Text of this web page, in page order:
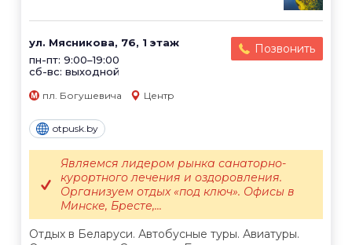
ул. Мясникова, 76, 1 этаж
пн-пт: 9:00–19:00
сб-вс: выходной
Позвонить
пл. Богушевича Центр
otpusk.by
Отдых в Беларуси. Автобусные туры. Авиатуры.
Являемся лидером рынка санаторно-
курортного лечения и оздоровления.
Организуем отдых «под ключ». Офисы в
Минске, Бресте,...